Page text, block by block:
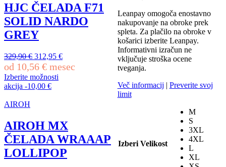
Leanpay omogoča enostavno
nakupovanje na obroke prek
spleta. Za plačilo na obroke v
košarici izberite Leanpay.
Informativni izračun ne
vključuje stroška ocene
tveganja.
Več informacij | Preverite svoj
limit
Izberi Velikost
M
S
3XL
4XL
L
XL
različic.
Možnosti
lahko
izberete
na
izdelka
HJC ČELADA F71
SOLID NARDO
GREY
329,90€ Izvirna
cena
je
bila:
329,90 €.
312,95 €Trenutna
cena
od 10,56 € mesec
Izberite možnosti
Ta
ima
različic.
Možnosti
lahko
izberete
na
akcija -10,00 €
AIROH
AIROH MX
ČELADA WRAAAP
LOLLIPOP